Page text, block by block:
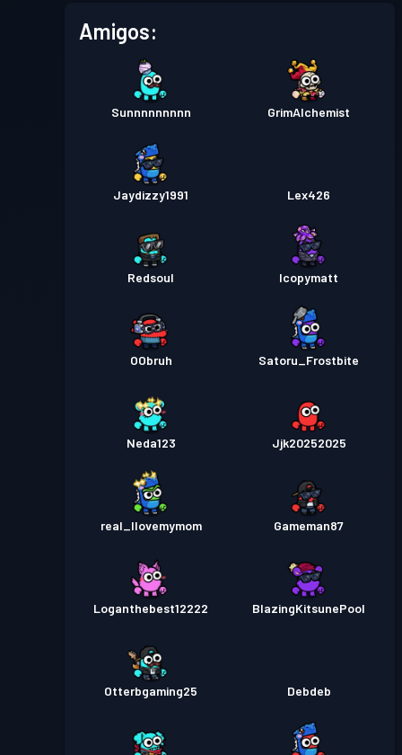
Passe de Batalha
Amigos:
Sunnnnnnnnn GrimAlchemist
Jaydizzy1991 Lex426
Redsoul Icopymatt
OObruh Satoru_Frostbite
Neda123 Jjk20252025
real_Ilovemymom Gameman87
Loganthebest12222 BlazingKitsunePool
Otterbgaming25 Debdeb